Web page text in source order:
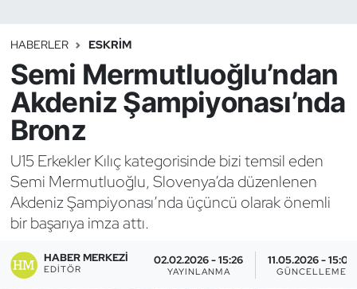
HABERLER ESKRIM
Semi Mermutluoğlu’ndan
Akdeniz Şampiyonası’nda
Bronz
U15 Erkekler Kılıç kategorisinde bizi temsil eden
Semi Mermutluoğlu, Slovenya’da düzenlenen
Akdeniz Şampiyonası’nda üçüncü olarak önemli
bir başarıya imza attı.
HABER MERKEZI
EDITÖR
02.02.2026 - 15:26
YAYINLANMA
11.05.2026 - 15:03
GÜNCELLEME
Binicilik
Bisiklet
Boks
Briç
Buz Hokeyi